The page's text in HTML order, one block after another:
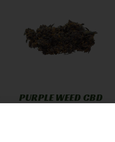
PURPLE WEED CBD